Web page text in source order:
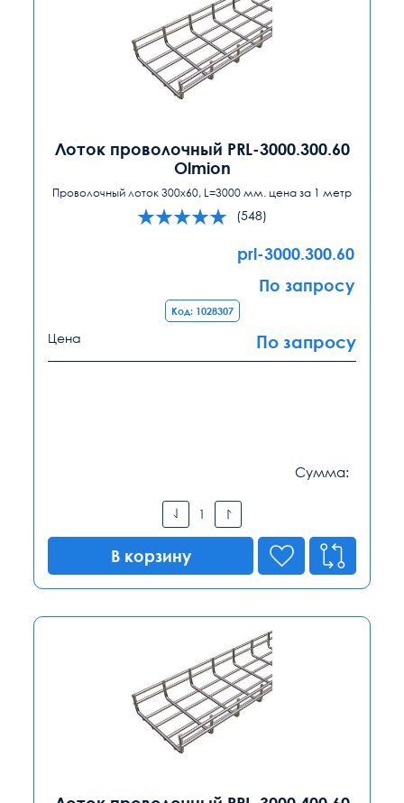
Лоток проволочный PRL-3000.300.60
Olmion
Проволочный лоток 300x60, L=3000 мм. цена за 1 метр
(548)
prl-3000.300.60
По запросу
Код: 1028307
Цена По запросу
Сумма:
В корзину